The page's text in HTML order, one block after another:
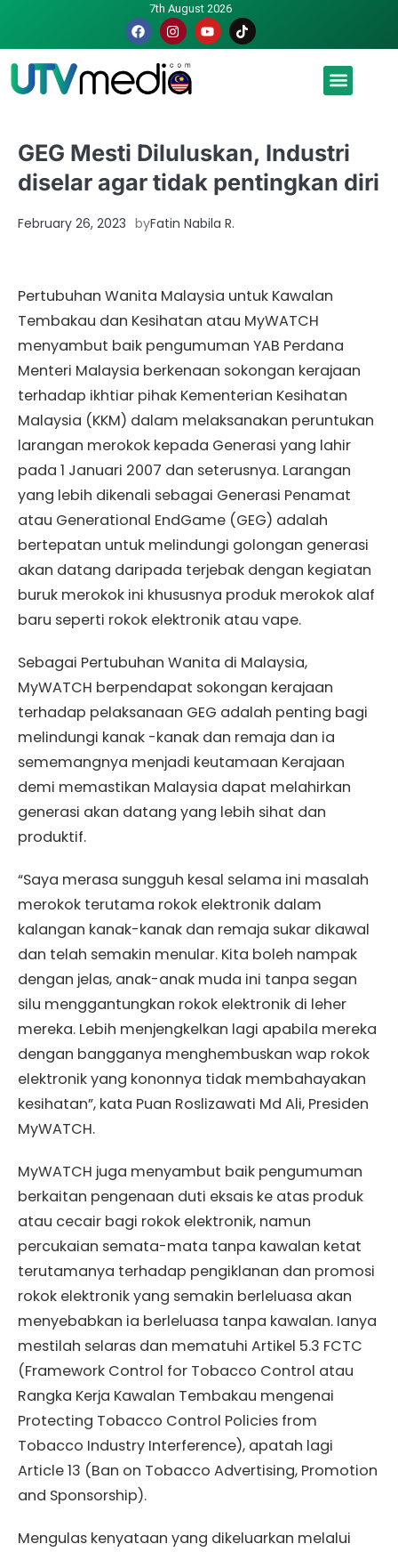
7th August 2026
GEG Mesti Diluluskan, Industri
diselar agar tidak pentingkan diri
February 26, 2023 byFatin Nabila R.
Pertubuhan Wanita Malaysia untuk Kawalan
Tembakau dan Kesihatan atau MyWATCH
menyambut baik pengumuman YAB Perdana
Menteri Malaysia berkenaan sokongan kerajaan
terhadap ikhtiar pihak Kementerian Kesihatan
Malaysia (KKM) dalam melaksanakan peruntukan
larangan merokok kepada Generasi yang lahir
pada 1 Januari 2007 dan seterusnya. Larangan
yang lebih dikenali sebagai Generasi Penamat
atau Generational EndGame (GEG) adalah
bertepatan untuk melindungi golongan generasi
akan datang daripada terjebak dengan kegiatan
buruk merokok ini khususnya produk merokok alaf
baru seperti rokok elektronik atau vape.
Sebagai Pertubuhan Wanita di Malaysia,
MyWATCH berpendapat sokongan kerajaan
terhadap pelaksanaan GEG adalah penting bagi
melindungi kanak -kanak dan remaja dan ia
sememangnya menjadi keutamaan Kerajaan
demi memastikan Malaysia dapat melahirkan
generasi akan datang yang lebih sihat dan
produktif.
“Saya merasa sungguh kesal selama ini masalah
merokok terutama rokok elektronik dalam
kalangan kanak-kanak dan remaja sukar dikawal
dan telah semakin menular. Kita boleh nampak
dengan jelas, anak-anak muda ini tanpa segan
silu menggantungkan rokok elektronik di leher
mereka. Lebih menjengkelkan lagi apabila mereka
dengan bangganya menghembuskan wap rokok
elektronik yang kononnya tidak membahayakan
kesihatan”, kata Puan Roslizawati Md Ali, Presiden
MyWATCH.
MyWATCH juga menyambut baik pengumuman
berkaitan pengenaan duti eksais ke atas produk
atau cecair bagi rokok elektronik, namun
percukaian semata-mata tanpa kawalan ketat
terutamanya terhadap pengiklanan dan promosi
rokok elektronik yang semakin berleluasa akan
menyebabkan ia berleluasa tanpa kawalan. Ianya
mestilah selaras dan mematuhi Artikel 5.3 FCTC
(Framework Control for Tobacco Control atau
Rangka Kerja Kawalan Tembakau mengenai
Protecting Tobacco Control Policies from
Tobacco Industry Interference), apatah lagi
Article 13 (Ban on Tobacco Advertising, Promotion
and Sponsorship).
Mengulas kenyataan yang dikeluarkan melalui